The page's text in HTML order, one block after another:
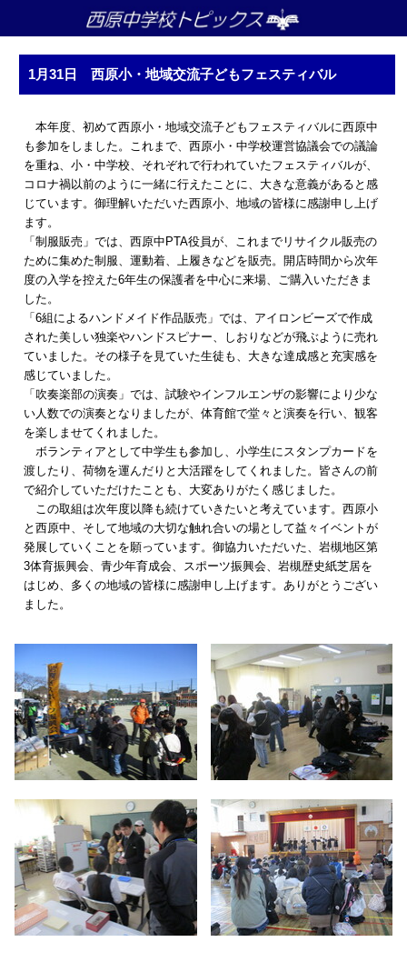
1月31日 西原小・地域交流子どもフェスティバル
本年度、初めて西原小・地域交流子どもフェスティバルに西原中
も参加をしました。これまで、西原小・中学校運営協議会での議論
を重ね、小・中学校、それぞれで行われていたフェスティバルが、
コロナ禍以前のように一緒に行えたことに、大きな意義があると感
じています。御理解いただいた西原小、地域の皆様に感謝申し上げ
ます。
「制服販売」では、西原中PTA役員が、これまでリサイクル販売の
ために集めた制服、運動着、上履きなどを販売。開店時間から次年
度の入学を控えた6年生の保護者を中心に来場、ご購入いただきま
した。
「6組によるハンドメイド作品販売」では、アイロンビーズで作成
された美しい独楽やハンドスピナー、しおりなどが飛ぶように売れ
ていました。その様子を見ていた生徒も、大きな達成感と充実感を
感じていました。
「吹奏楽部の演奏」では、試験やインフルエンザの影響により少な
い人数での演奏となりましたが、体育館で堂々と演奏を行い、観客
を楽しませてくれました。
ボランティアとして中学生も参加し、小学生にスタンプカードを
渡したり、荷物を運んだりと大活躍をしてくれました。皆さんの前
で紹介していただけたことも、大変ありがたく感じました。
この取組は次年度以降も続けていきたいと考えています。西原小
と西原中、そして地域の大切な触れ合いの場として益々イベントが
発展していくことを願っています。御協力いただいた、岩槻地区第
3体育振興会、青少年育成会、スポーツ振興会、岩槻歴史紙芝居を
はじめ、多くの地域の皆様に感謝申し上げます。ありがとうござい
ました。